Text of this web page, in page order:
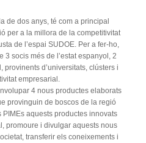
de dos anys, té com a principal
per a la millora de la competitivitat
de l’espai SUDOE. Per a fer-ho,
3 socis més de l’estat espanyol, 2
d’universitats, clústers i
empresarial.
4 nous productes elaborats
provinguin de boscos de la regió
aquests productes innovats
promoure i divulgar aquests nous
transferir els coneixements i